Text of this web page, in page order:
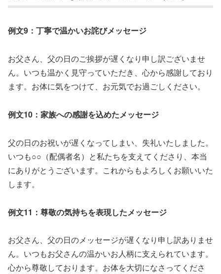
例文9：丁寧で温かいお詫びメッセージ
お父さん、父の日のご挨拶が遅くなり申し訳ございませ
ん。いつも温かく見守っていただき、心から感謝しており
ます。お体に気をつけて、お元気でお過ごしください。
例文10：家族への感謝を込めたメッセージ
父の日のお祝いが遅くなってしまい、失礼いたしました。
いつも○○（配偶者名）と私たちを支えてくださり、本当
にありがとうございます。これからもよろしくお願いいた
します。
例文11：尊敬の気持ちを表現したメッセージ
お父さん、父の日のメッセージが遅くなり申し訳ありませ
ん。いつもお父さんの温かいお人柄に支えられています。
心から尊敬しております。お体を大切になさってくださ